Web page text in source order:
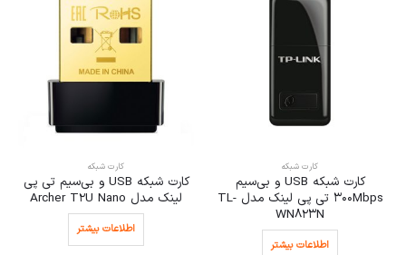
کارت شبکه
کارت شبکه USB و بی‌سیم
300Mbps تی پی لینک مدل TL-
WN823N
اطلاعات بیشتر
کارت شبکه
کارت شبکه USB و بی‌سیم تی پی
لینک مدل Archer T2U Nano
اطلاعات بیشتر